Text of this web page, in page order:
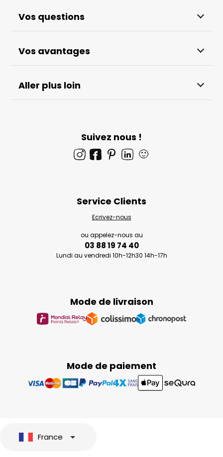
Vos questions
Vos avantages
Aller plus loin
Suivez nous !
🙂
Mode de paiement
Mode de livraison
Service Clients
Ecrivez-nous
ou appelez-nous au
03 88 19 74 40
Lundi au vendredi 10h-12h30 14h-17h
France